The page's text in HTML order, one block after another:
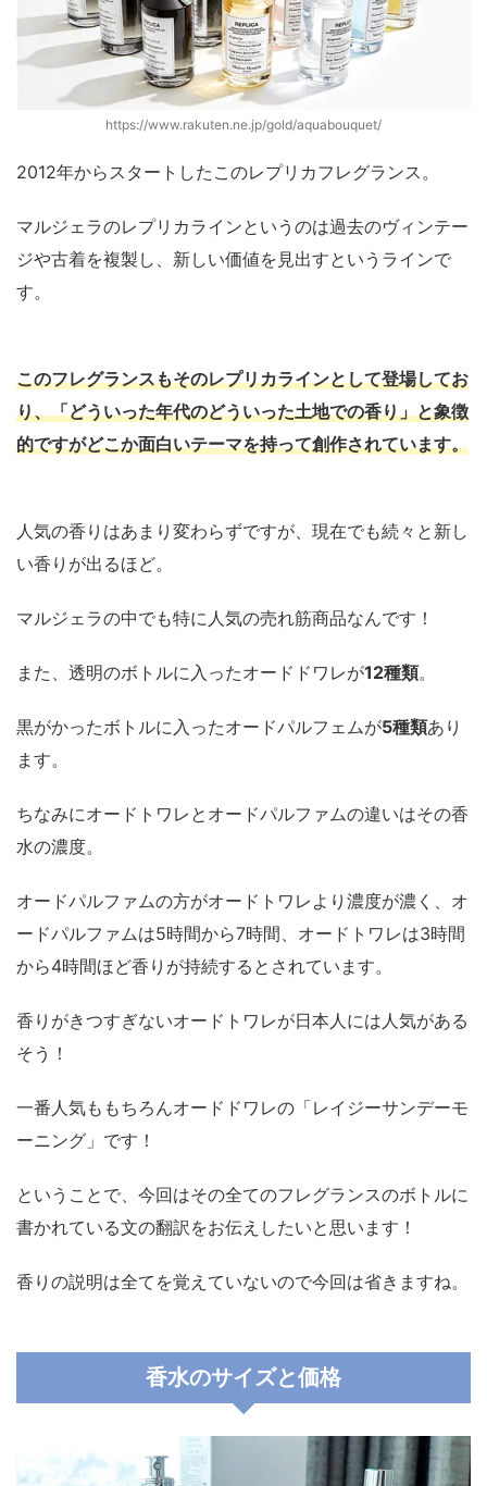
https://www.rakuten.ne.jp/gold/aquabouquet/
2012年からスタートしたこのレプリカフレグランス。
マルジェラのレプリカラインというのは過去のヴィンテー
ジや古着を複製し、新しい価値を見出すというラインで
す。
このフレグランスもそのレプリカラインとして登場してお
り、「どういった年代のどういった土地での香り」と象徴
的ですがどこか面白いテーマを持って創作されています。
人気の香りはあまり変わらずですが、現在でも続々と新し
い香りが出るほど。
マルジェラの中でも特に人気の売れ筋商品なんです！
また、透明のボトルに入ったオードドワレが12種類。
黒がかったボトルに入ったオードパルフェムが5種類あり
ます。
ちなみにオードトワレとオードパルファムの違いはその香
水の濃度。
オードパルファムの方がオードトワレより濃度が濃く、オ
ードパルファムは5時間から7時間、オードトワレは3時間
から4時間ほど香りが持続するとされています。
香りがきつすぎないオードトワレが日本人には人気がある
そう！
一番人気ももちろんオードドワレの「レイジーサンデーモ
ーニング」です！
ということで、今回はその全てのフレグランスのボトルに
書かれている文の翻訳をお伝えしたいと思います！
香りの説明は全てを覚えていないので今回は省きますね。
香水のサイズと価格